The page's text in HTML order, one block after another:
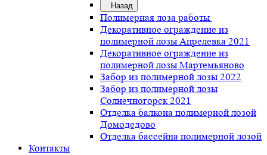
Назад
Полимерная лоза работы
Декоративное ограждение из
полимерной лозы Апрелевка 2021
Декоративное ограждение из
полимерной лозы Мартемьяново
Забор из полимерной лозы 2022
Забор из полимерной лозы
Солнечногорск 2021
Отделка балкона полимерной лозой
Домодедово
Отделка бассейна полимерной лозой
Контакты